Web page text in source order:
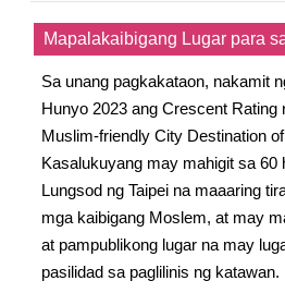
Mapalakaibigang Lugar para
Sa unang pagkakataon, nakamit
Hunyo 2023 ang Crescent Rating
Muslim-friendly City Destination
Kasalukuyang may mahigit sa 60
Lungsod ng Taipei na maaaring
mga kaibigang Moslem, at may
at pampublikong lugar na may
pasilidad sa paglilinis ng katawan.